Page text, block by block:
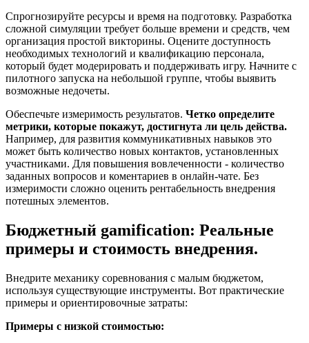
Спрогнозируйте ресурсы и время на подготовку. Разработка
сложной симуляции требует больше времени и средств, чем
организация простой викторины. Оцените доступность
необходимых технологий и квалификацию персонала,
который будет модерировать и поддерживать игру. Начните с
пилотного запуска на небольшой группе, чтобы выявить
возможные недочеты.
Обеспечьте измеримость результатов. Четко определите
метрики, которые покажут, достигнута ли цель действа.
Например, для развития коммуникативных навыков это
может быть количество новых контактов, установленных
участниками. Для повышения вовлеченности - количество
заданных вопросов и коментариев в онлайн-чате. Без
измеримости сложно оценить рентабельность внедрения
потешных элементов.
Бюджетный gamification: Реальные
примеры и стоимость внедрения.
Внедрите механику соревнования с малым бюджетом,
используя существующие инструменты. Вот практические
примеры и ориентировочные затраты:
Примеры с низкой стоимостью: